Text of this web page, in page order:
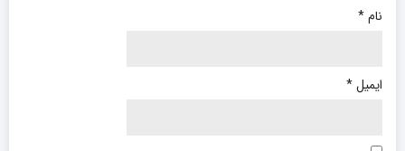
نام*
ایمیل*